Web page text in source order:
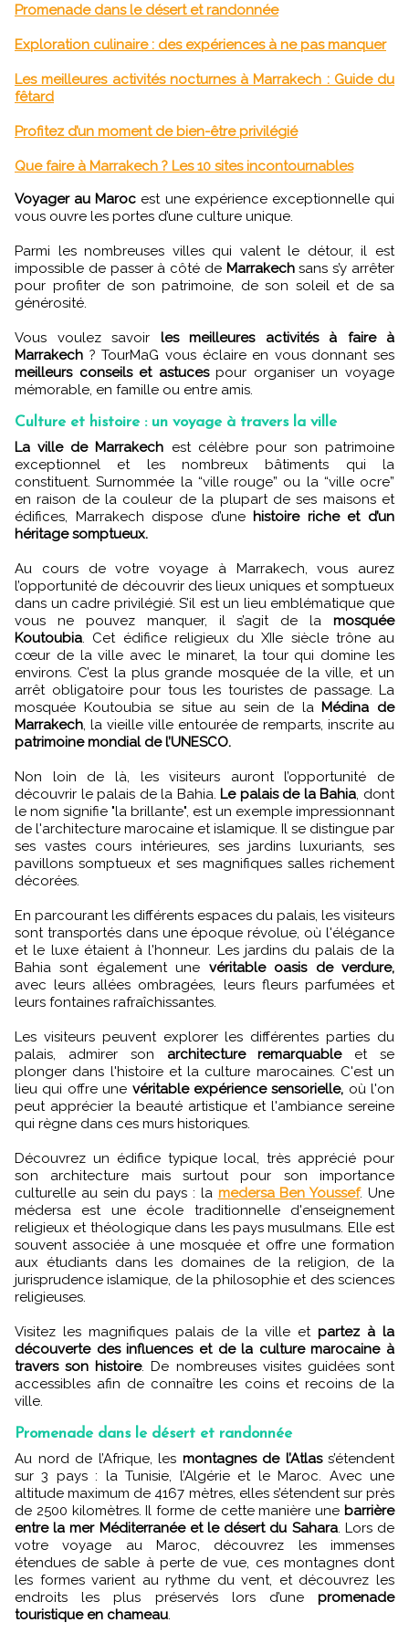
Promenade dans le désert et randonnée
Exploration culinaire : des expériences à ne pas manquer
Les meilleures activités nocturnes à Marrakech : Guide du
fêtard
Profitez d’un moment de bien-être privilégié
Que faire à Marrakech ? Les 10 sites incontournables
Voyager au Maroc est une expérience exceptionnelle qui
vous ouvre les portes d’une culture unique.
Parmi les nombreuses villes qui valent le détour, il est
impossible de passer à côté de Marrakechsans s’y arrêter
pour profiter de son patrimoine, de son soleil et de sa
générosité.
Vous voulez savoir les meilleures activités à faire à
Marrakech ? TourMaG vous éclaire en vous donnant ses
meilleurs conseils et astucespour organiser un voyage
mémorable, en famille ou entre amis.
Culture et histoire : un voyage à travers la ville
La ville de Marrakech est célèbre pour son patrimoine
exceptionnel et les nombreux bâtiments qui la
constituent. Surnommée la “ville rouge” ou la “ville ocre”
en raison de la couleur de la plupart de ses maisons et
édifices, Marrakech dispose d’une histoire riche et d’un
héritage somptueux.
Au cours de votre voyage à Marrakech, vous aurez
l’opportunité de découvrir des lieux uniques et somptueux
dans un cadre privilégié. S’il est un lieu emblématique que
vous ne pouvez manquer, il s’agit de la mosquée
Koutoubia . Cet édifice religieux du XIIe siècle trône au
cœur de la ville avec le minaret, la tour qui domine les
environs. C’est la plus grande mosquée de la ville, et un
arrêt obligatoire pour tous les touristes de passage. La
mosquée Koutoubia se situe au sein de la Médina de
Marrakech , la vieille ville entourée de remparts, inscrite au
patrimoine mondial de l’UNESCO.
Non loin de là, les visiteurs auront l’opportunité de
découvrir le palais de la Bahia. Le palais de la Bahia , dont
le nom signifie "la brillante", est un exemple impressionnant
de l'architecture marocaine et islamique. Il se distingue par
ses vastes cours intérieures, ses jardins luxuriants, ses
pavillons somptueux et ses magnifiques salles richement
décorées.
En parcourant les différents espaces du palais, les visiteurs
sont transportés dans une époque révolue, où l'élégance
et le luxe étaient à l'honneur. Les jardins du palais de la
Bahia sont également une véritable oasis de verdure,
avec leurs allées ombragées, leurs fleurs parfumées et
leurs fontaines rafraîchissantes.
Les visiteurs peuvent explorer les différentes parties du
palais, admirer son architecture remarquableet se
plonger dans l'histoire et la culture marocaines. C'est un
lieu qui offre une véritable expérience sensorielle, où l'on
peut apprécier la beauté artistique et l'ambiance sereine
qui règne dans ces murs historiques.
Découvrez un édifice typique local, très apprécié pour
son architecture mais surtout pour son importance
culturelle au sein du pays : la medersa Ben Youssef. Une
médersa est une école traditionnelle d'enseignement
religieux et théologique dans les pays musulmans. Elle est
souvent associée à une mosquée et offre une formation
aux étudiants dans les domaines de la religion, de la
jurisprudence islamique, de la philosophie et des sciences
religieuses.
Visitez les magnifiques palais de la ville et partez à la
découverte des influences et de la culture marocaine à
travers son histoire. De nombreuses visites guidées sont
accessibles afin de connaître les coins et recoins de la
ville.
Promenade dans le désert et randonnée
Au nord de l’Afrique, les montagnes de l’Atlass’étendent
sur 3 pays : la Tunisie, l’Algérie et le Maroc. Avec une
altitude maximum de 4167 mètres, elles s’étendent sur près
de 2500 kilomètres. Il forme de cette manière une barrière
entre la mer Méditerranée et le désert du Sahara. Lors de
votre voyage au Maroc, découvrez les immenses
étendues de sable à perte de vue, ces montagnes dont
les formes varient au rythme du vent, et découvrez les
endroits les plus préservés lors d’une promenade
touristique en chameau